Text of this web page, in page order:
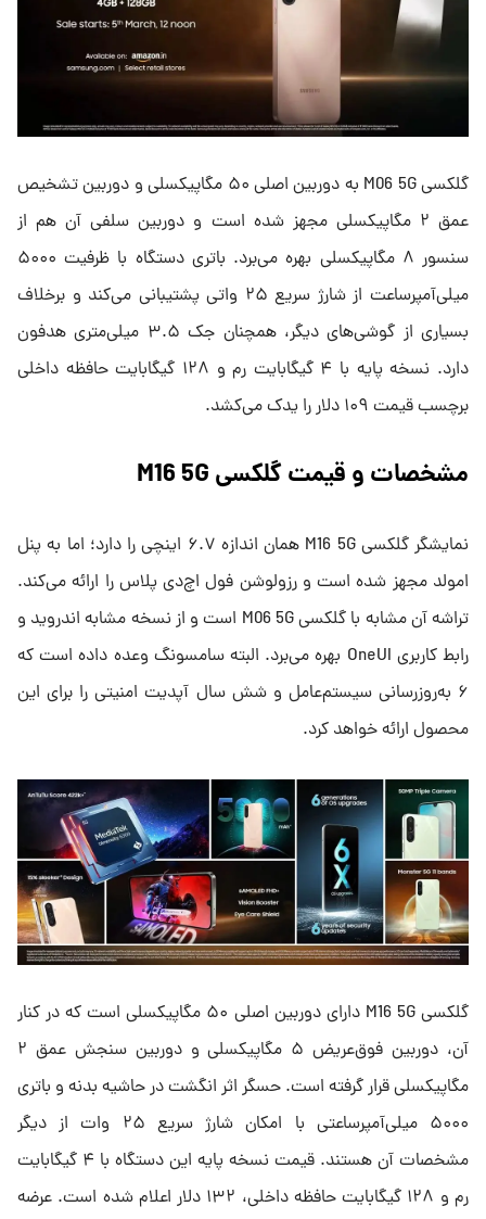
گلکسی M06 5G به دوربین اصلی ۵۰ مگاپیکسلی و دوربین تشخیص
عمق ۲ مگاپیکسلی مجهز شده است و دوربین سلفی آن هم از
سنسور ۸ مگاپیکسلی بهره می‌برد. باتری دستگاه با ظرفیت ۵۰۰۰
میلی‌آمپرساعت از شارژ سریع ۲۵ واتی پشتیبانی می‌کند و برخلاف
بسیاری از گوشی‌های دیگر، همچنان جک ۳.۵ میلی‌متری هدفون
دارد. نسخه پایه با ۴ گیگابایت رم و ۱۲۸ گیگابایت حافظه داخلی
برچسب قیمت ۱۰۹ دلار را یدک می‌کشد.
مشخصات و قیمت گلکسی M16 5G
نمایشگر گلکسی M16 5G همان اندازه ۶.۷ اینچی را دارد؛ اما به پنل
امولد مجهز شده است و رزولوشن فول اچ‌دی پلاس را ارائه می‌کند.
تراشه آن مشابه با گلکسی M06 5G است و از نسخه مشابه اندروید و
رابط کاربری OneUI بهره می‌برد. البته سامسونگ وعده داده است که
۶ به‌روزرسانی سیستم‌عامل و شش سال آپدیت امنیتی را برای این
محصول ارائه خواهد کرد.
گلکسی M16 5G دارای دوربین اصلی ۵۰ مگاپیکسلی است که در کنار
آن، دوربین فوق‌عریض ۵ مگاپیکسلی و دوربین سنجش عمق ۲
مگاپیکسلی قرار گرفته است. حسگر اثر انگشت در حاشیه بدنه و باتری
۵۰۰۰ میلی‌آمپرساعتی با امکان شارژ سریع ۲۵ وات از دیگر
مشخصات آن هستند. قیمت نسخه پایه این دستگاه با ۴ گیگابایت
رم و ۱۲۸ گیگابایت حافظه داخلی، ۱۳۲ دلار اعلام شده است. عرضه